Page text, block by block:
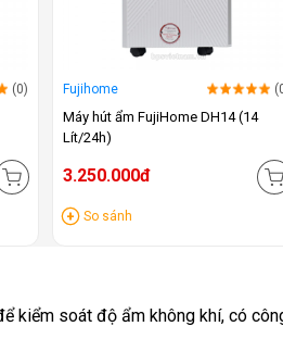
(0) Fujihome
Máy hút ẩm FujiHome DH14 (14
Lít/24h)
3.250.000đ
So sánh
kiểm soát độ ẩm không khí, có